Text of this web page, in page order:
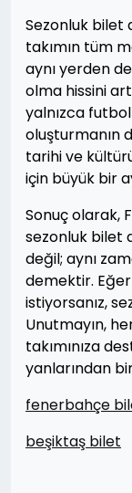
Sezonluk bilet
takımın tüm
aynı yerden
olma hissini
yalnızca
oluşturmanın
tarihi ve
için büyük bir
Sonuç olarak,
sezonluk bilet
değil; aynı
demektir.
istiyorsanız,
Unutmayın,
takımınıza
yanlarından
fenerbahçe
beşiktaş bilet